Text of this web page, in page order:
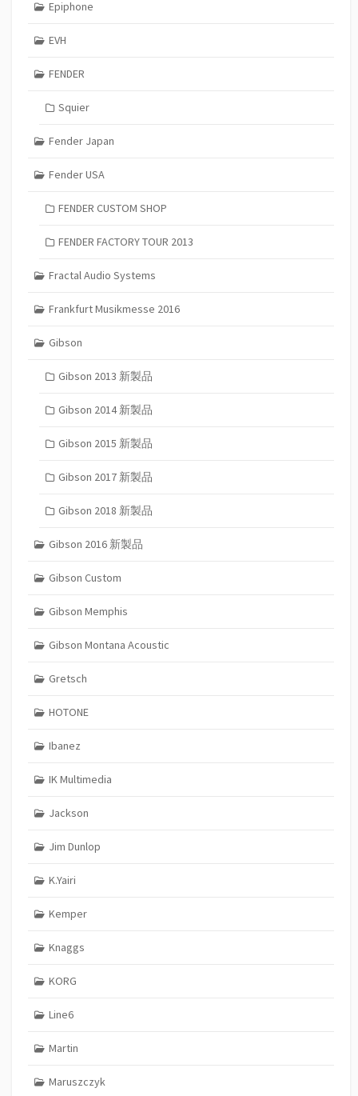
Epiphone
EVH
FENDER
Squier
Fender Japan
Fender USA
FENDER CUSTOM SHOP
FENDER FACTORY TOUR 2013
Fractal Audio Systems
Frankfurt Musikmesse 2016
Gibson
Gibson 2013 新製品
Gibson 2014 新製品
Gibson 2015 新製品
Gibson 2017 新製品
Gibson 2018 新製品
Gibson 2016 新製品
Gibson Custom
Gibson Memphis
Gibson Montana Acoustic
Gretsch
HOTONE
Ibanez
IK Multimedia
Jackson
Jim Dunlop
K.Yairi
Kemper
Knaggs
KORG
Line6
Martin
Maruszczyk